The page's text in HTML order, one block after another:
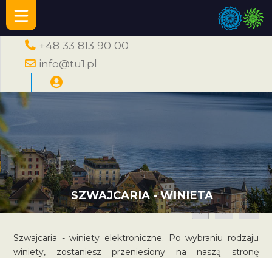
+48 33 813 90 00
info@tu1.pl
SZWAJCARIA - WINIETA
A A A
Szwajcaria - winiety elektroniczne. Po wybraniu rodzaju
winiety, zostaniesz przeniesiony na naszą stronę